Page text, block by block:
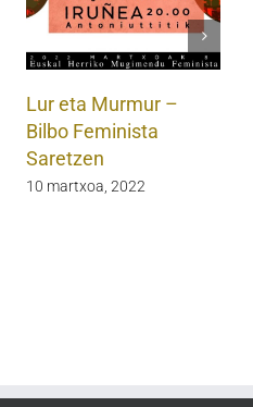
Lur eta Murmur –
Bilbo Feminista
Saretzen
10 martxoa, 2022